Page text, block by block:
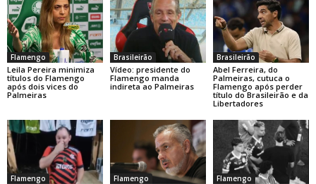
Flamengo
Leila Pereira minimiza
títulos do Flamengo
após dois vices do
Palmeiras
Brasileirão
Vídeo: presidente do
Flamengo manda
indireta ao Palmeiras
Brasileirão
Abel Ferreira, do
Palmeiras, cutuca o
Flamengo após perder
título do Brasileirão e da
Libertadores
Flamengo Flamengo Flamengo